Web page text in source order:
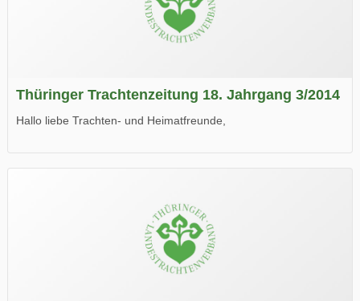
Thüringer Trachtenzeitung 18. Jahrgang 3/2014
Hallo liebe Trachten- und Heimatfreunde,
Wir wünschen Euch viel Spaß beim Lesen.